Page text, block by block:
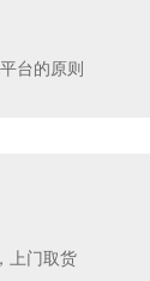
台的原则
上门取货